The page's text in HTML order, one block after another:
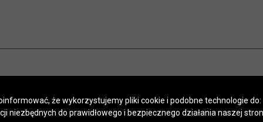
że wykorzystujemy pliki cookie i podobne technologie do:
niezbędnych do prawidłowego i bezpiecznego działania naszej